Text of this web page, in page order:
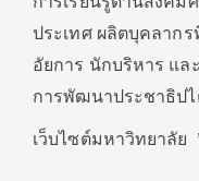
ประเทศ ผลิตบุคลาก
อัยการ นักบริหาร แ
การพัฒนาประชาธิป
เว็บไซต์มหาวิทยาลัย